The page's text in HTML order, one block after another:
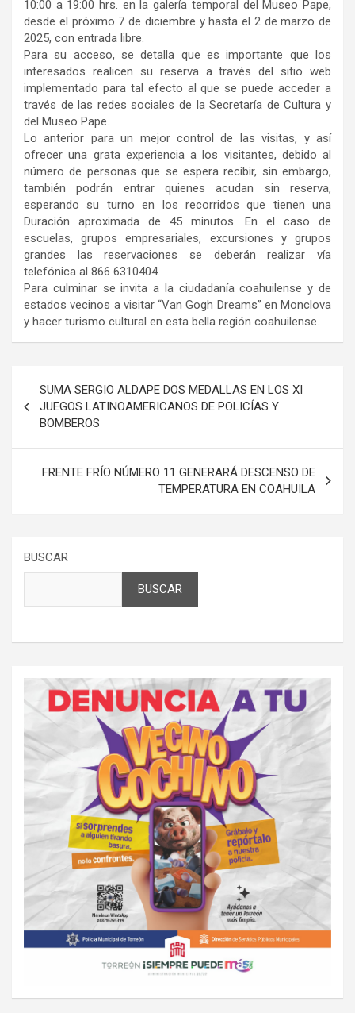
10:00 a 19:00 hrs. en la galería temporal del Museo Pape,
desde el próximo 7 de diciembre y hasta el 2 de marzo de
2025, con entrada libre.
Para su acceso, se detalla que es importante que los
interesados realicen su reserva a través del sitio web
implementado para tal efecto al que se puede acceder a
través de las redes sociales de la Secretaría de Cultura y
del Museo Pape.
Lo anterior para un mejor control de las visitas, y así
ofrecer una grata experiencia a los visitantes, debido al
número de personas que se espera recibir, sin embargo,
también podrán entrar quienes acudan sin reserva,
esperando su turno en los recorridos que tienen una
Duración aproximada de 45 minutos. En el caso de
escuelas, grupos empresariales, excursiones y grupos
grandes las reservaciones se deberán realizar vía
telefónica al 866 6310404.
Para culminar se invita a la ciudadanía coahuilense y de
estados vecinos a visitar “Van Gogh Dreams” en Monclova
y hacer turismo cultural en esta bella región coahuilense.
de
entradas
SUMA SERGIO ALDAPE DOS MEDALLAS EN LOS XI
JUEGOS LATINOAMERICANOS DE POLICÍAS Y
BOMBEROS
FRENTE FRÍO NÚMERO 11 GENERARÁ DESCENSO DE
TEMPERATURA EN COAHUILA
BUSCAR
BUSCAR